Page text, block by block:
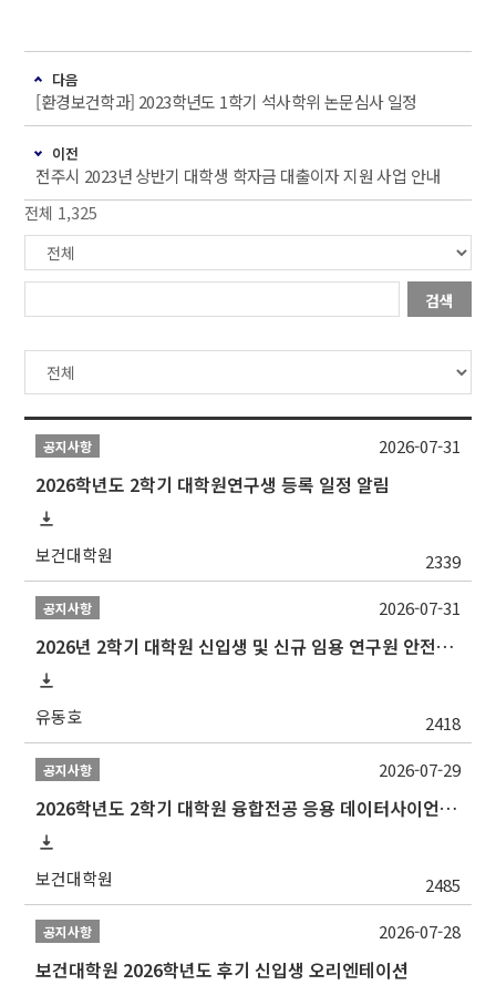
다음
[환경보건학과] 2023학년도 1학기 석사학위 논문심사 일정
이전
전주시 2023년 상반기 대학생 학자금 대출이자 지원 사업 안내
전체 1,325
검색
공지사항
2026학년도 2학기 대학원연구생 등록 일정 알림
보건대학원 2339
2026-07-31
공지사항
2026년 2학기 대학원 신입생 및 신규 임용 연구원 안전환경교육(신규교육) 실시 안내
유동호 2418
2026-07-31
공지사항
2026학년도 2학기 대학원 융합전공 응용 데이터사이언스 선발 계획 알림
보건대학원 2485
2026-07-29
공지사항
보건대학원 2026학년도 후기 신입생 오리엔테이션
2026-07-28